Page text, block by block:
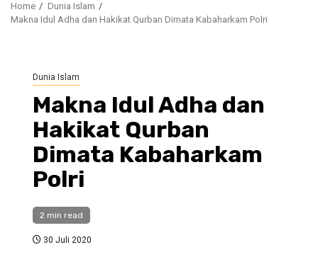
Home
Dunia Islam
Makna Idul Adha dan Hakikat Qurban Dimata Kabaharkam Polri
Dunia Islam
Makna Idul Adha dan
Hakikat Qurban
Dimata Kabaharkam
Polri
2 min read
30 Juli 2020